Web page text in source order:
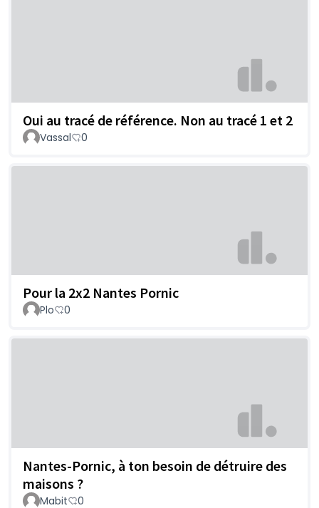
Oui au tracé de référence. Non au tracé 1 et 2
Vassal 0
Pour la 2x2 Nantes Pornic
Plo 0
Nantes-Pornic, à ton besoin de détruire des
maisons ?
Mabit 0